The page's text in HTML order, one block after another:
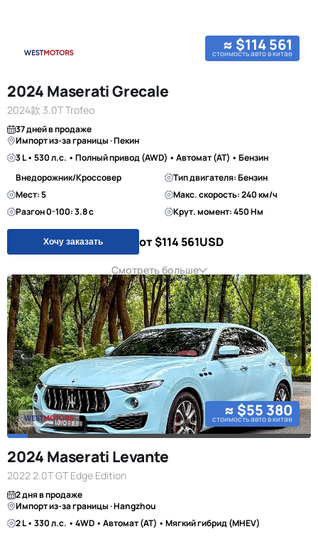
≈ $114 561
стоимость авто в китае
2024 Maserati Grecale
2024款 3.0T Trofeo
37 дней в продаже
Импорт из-за границы · Пекин
3 L • 530 л.с. • Полный привод (AWD) • Автомат (AT) • Бензин
Внедорожник/Кроссовер
Тип двигателя: Бензин
Мест: 5
Макс. скорость: 240 км/ч
Разгон 0-100: 3.8 с
Крут. момент: 450 Нм
Хочу заказать от $114 561USD
Смотреть больше
≈ $55 380
стоимость авто в китае
2024 Maserati Levante
2022 2.0T GT Edge Edition
2 дня в продаже
Импорт из-за границы · Hangzhou
2 L • 330 л.с. • 4WD • Автомат (AT) • Мягкий гибрид (MHEV)